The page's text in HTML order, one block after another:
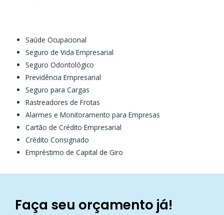
Saúde Ocupacional
Seguro de Vida Empresarial
Seguro Odontológico
Previdência Empresarial
Seguro para Cargas
Rastreadores de Frotas
Alarmes e Monitoramento para Empresas
Cartão de Crédito Empresarial
Crédito Consignado
Empréstimo de Capital de Giro
Faça seu orçamento já!